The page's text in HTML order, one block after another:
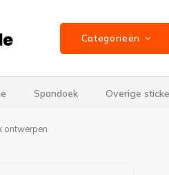
Categorieën
Spandoek Overige
ontwerpen